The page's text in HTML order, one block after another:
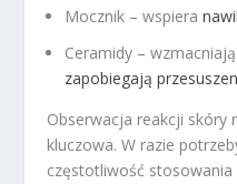
Mocznik – wspiera
Ceramidy –
zapobiegają
Obserwacja reakcji skóry
kluczowa. W razie
częstotliwość